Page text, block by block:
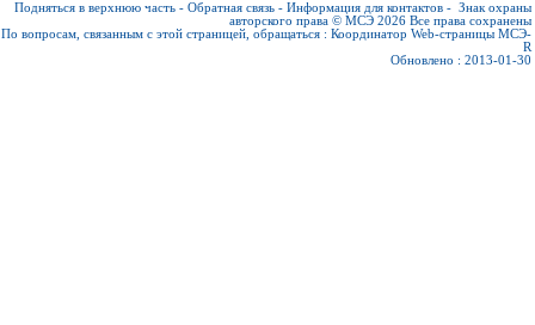
Подняться в верхнюю часть - Обратная связь - Информация для контактов - Знак охраны
авторского права © МСЭ 2026 Все права сохранены
По вопросам, связанным с этой страницей, обращаться : Координатор Web-страницы МСЭ-
R
Обновлено : 2013-01-30